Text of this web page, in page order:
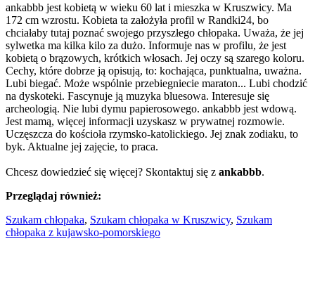
ankabbb jest kobietą w wieku 60 lat i mieszka w Kruszwicy. Ma
172 cm wzrostu. Kobieta ta założyła profil w Randki24, bo
chciałaby tutaj poznać swojego przyszłego chłopaka. Uważa, że jej
sylwetka ma kilka kilo za dużo. Informuje nas w profilu, że jest
kobietą o brązowych, krótkich włosach. Jej oczy są szarego koloru.
Cechy, które dobrze ją opisują, to: kochająca, punktualna, uważna.
Lubi biegać. Może wspólnie przebiegniecie maraton... Lubi chodzić
na dyskoteki. Fascynuje ją muzyka bluesowa. Interesuje się
archeologią. Nie lubi dymu papierosowego. ankabbb jest wdową.
Jest mamą, więcej informacji uzyskasz w prywatnej rozmowie.
Uczęszcza do kościoła rzymsko-katolickiego. Jej znak zodiaku, to
byk. Aktualne jej zajęcie, to praca.
Chcesz dowiedzieć się więcej? Skontaktuj się z ankabbb.
Przeglądaj również:
Szukam chłopaka, Szukam chłopaka w Kruszwicy, Szukam
chłopaka z kujawsko-pomorskiego